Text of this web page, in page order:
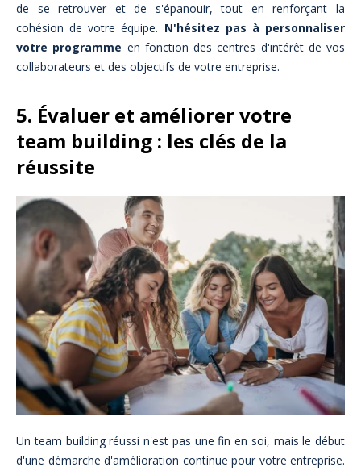
de se retrouver et de s'épanouir, tout en renforçant la
cohésion de votre équipe. N'hésitez pas à personnaliser
votre programme en fonction des centres d'intérêt de vos
collaborateurs et des objectifs de votre entreprise.
5. Évaluer et améliorer votre
team building : les clés de la
réussite
Un team building réussi n'est pas une fin en soi, mais le début
d'une démarche d'amélioration continue pour votre entreprise.